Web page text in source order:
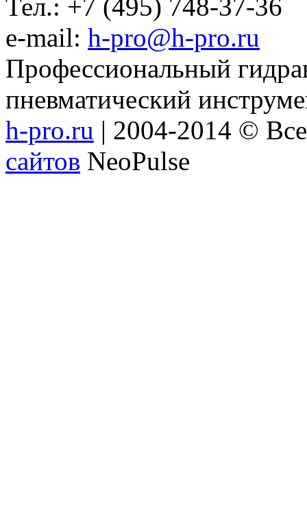
Тел.: +7 (495) 748-37-36
e-mail: h-pro@h-pro.ru
Профессиональный
пневматический
h-pro.ru | 2004-2014 ©
сайтов NeoPulse